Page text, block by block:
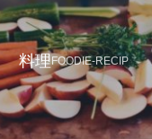
料理FOODIE-RECIP